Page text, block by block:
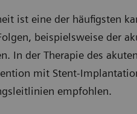
ist eine der häufigsten
beispielsweise der
In der Therapie des
mit Stent-
empfohlen.